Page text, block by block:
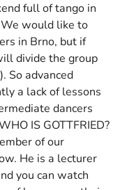
full of tango in
would like to
in Brno, but if
divide the group
So advanced
a lack of lessons
dancers
IS GOTTFRIED?
of our
He is a lecturer
you can watch